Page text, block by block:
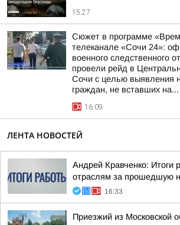
15:27
Сюжет в программе
телеканале «Сочи 24»:
военного следственного
провели рейд в
Сочи с целью выявления
граждан, не вставших на...
16:09
ЛЕНТА НОВОСТЕЙ
Андрей Кравченко: Итоги
отраслям за прошедшую
16:33
Приезжий из Московской